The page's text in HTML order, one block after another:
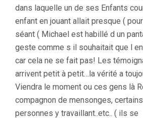
dans laquelle un de ses Enfants
enfant en jouant allait presque (
séant ( Michael est habillé d un
geste comme s il souhaitait que l
car cela ne se fait pas! Les
arrivent petit à petit…la vérité a
Viendra le moment ou ces gens là
compagnon de mensonges,
personnes y travaillant..etc.. ( ils se